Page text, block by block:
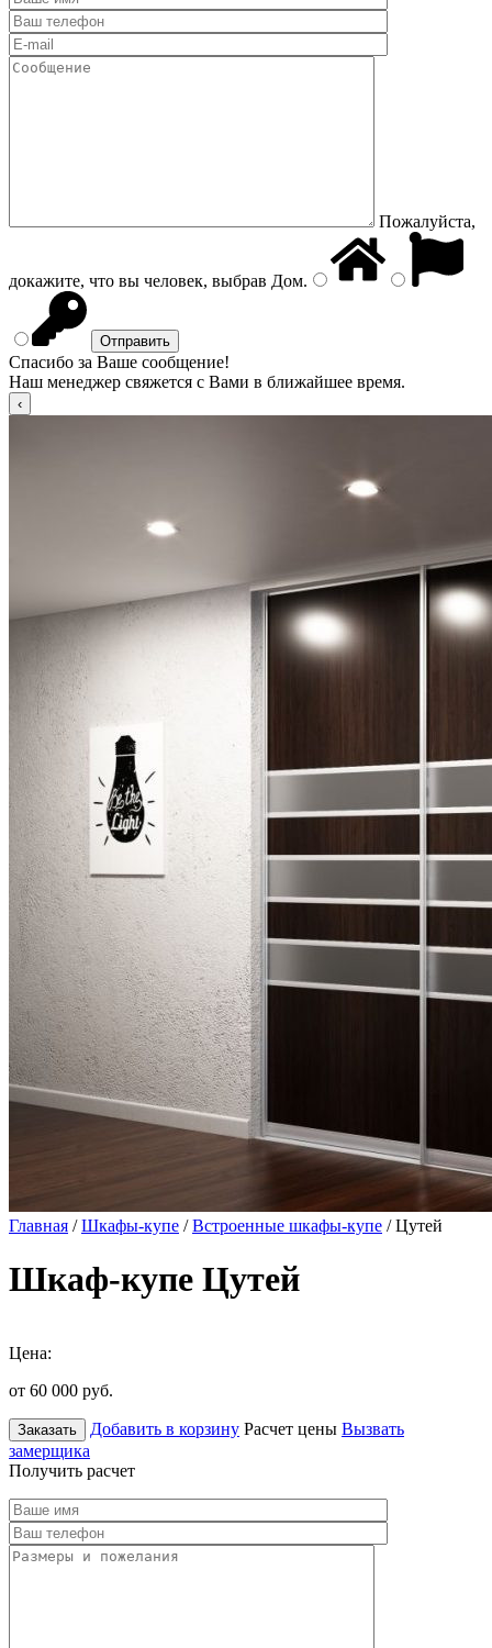
Пожалуйста,
докажите, что вы человек, выбрав Дом.
Спасибо за Ваше сообщение!
Наш менеджер свяжется с Вами в ближайшее время.
Главная /Шкафы-купе /Встроенные шкафы-купе / Цутей
Шкаф-купе Цутей
Цена:
от 60 000 руб.
Заказать Добавить в корзину Расчет цены Вызвать
замерщика
Получить расчет